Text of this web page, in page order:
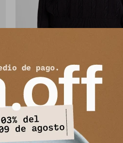
Sweater Trenzado - Negro/